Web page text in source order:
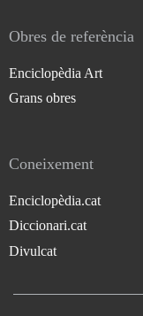
Obres de referència
Enciclopèdia Art
Grans obres
Coneixement
Enciclopèdia.cat
Diccionari.cat
Divulcat